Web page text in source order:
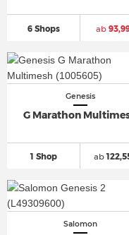
6 Shops ab
Genesis
G Marathon
1 Shop ab
Salomon